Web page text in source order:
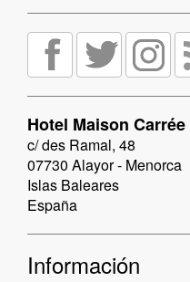
Hotel Maison Carrée
c/ des Ramal, 48
07730 Alayor - Menorca
Islas Baleares
España
Información